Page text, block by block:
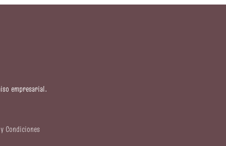
empresarial.
Condiciones